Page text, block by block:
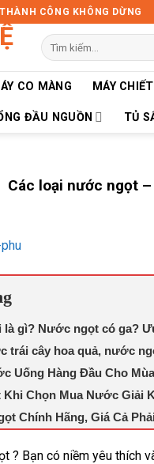
CÔNG KHÔNG DỪNG
Tìm
kiếm:
CO MÀNG MÁY
ĐẦU NGUỒN TỦ
Các loại nước ngọt
gì? Nước ngọt có ga?
trái cây hoa quả, nước
Uống Hàng Đầu Cho Mùa
Chọn Mua Nước Giải
Chính Hãng, Giá Cả
? Bạn có niềm yêu thích